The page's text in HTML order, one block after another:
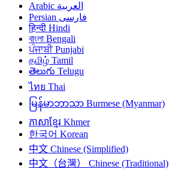
العربية Arabic
فارسی Persian
हिन्दी Hindi
বাংলা Bengali
ਪੰਜਾਬੀ Punjabi
தமிழ் Tamil
తెలుగు Telugu
ไทย Thai
မြန်မာဘာသာ Burmese (Myanmar)
ភាសាខ្មែរ Khmer
한국어 Korean
中文 Chinese (Simplified)
中文（台灣）
Chinese (Traditional)